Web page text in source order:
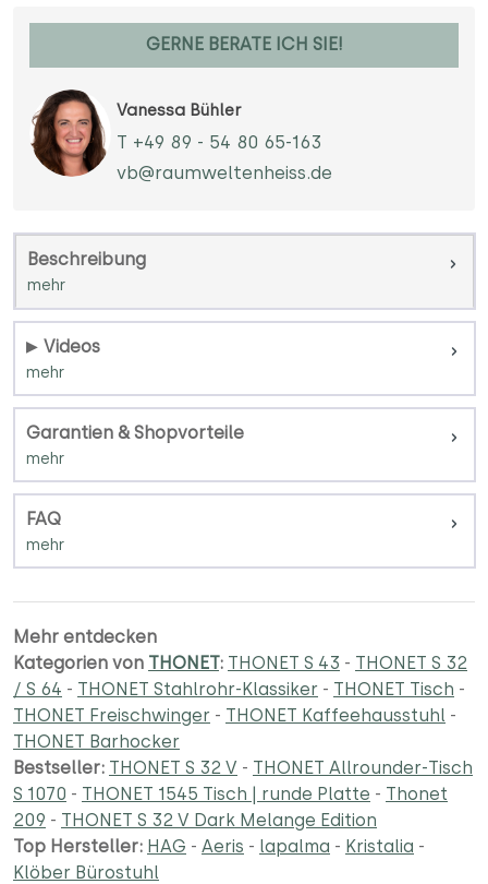
GERNE BERATE ICH SIE!
Vanessa Bühler
T +49 89 - 54 80 65-163
vb@raumweltenheiss.de
Beschreibung
Videos
Garantien & Shopvorteile
FAQ
Mehr entdecken
Kategorien von THONET: THONET S 43 - THONET S 32
/ S 64 - THONET Stahlrohr-Klassiker - THONET Tisch -
THONET Freischwinger - THONET Kaffeehausstuhl -
THONET Barhocker
Bestseller: THONET S 32 V - THONET Allrounder-Tisch
S 1070 - THONET 1545 Tisch | runde Platte - Thonet
209 - THONET S 32 V Dark Melange Edition
Top Hersteller: HAG - Aeris - lapalma - Kristalia -
Klöber Bürostuhl